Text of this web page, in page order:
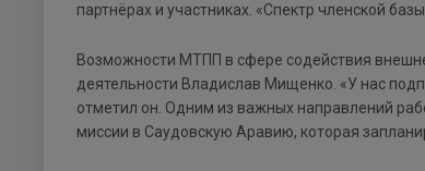
партнёрах и участниках. «Спектр членской
Возможности МТПП в сфере содействия
деятельности Владислав Мищенко. «У нас
отметил он. Одним из важных направлений
миссии в Саудовскую Аравию, которая